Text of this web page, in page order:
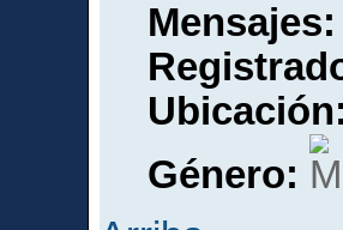
Mensajes:
Ubicación:
Género: